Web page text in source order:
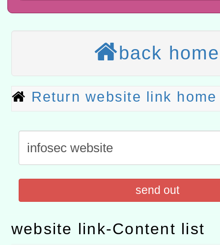
COVID-19疫苗接種計畫
擴大為「滿6個月以上尚未
措施，延長至115年9月28
轉知經濟部水利署委託財
研究院辦理「115年表揚
位及節水達人選拔活動」
115年8月22日(星期六)辦
市孔廟祈福系列活動—儒
航」
2026年桃園地景藝術節教
「2026桃園藝術巡演」活
宜
轉知教育部國民及學前教
灣師範大學辦理「114至
進學校輔導計畫師資專業
計畫
函轉國家教育研究院中心
民族教育政策研討會「原
趨勢與發展」
轉知教育部國民及學前教
政府教育局辦理「115年
研習實施計畫－夢的N次
北場」計畫
函轉國立臺灣師範大學辦
臺北學習中心115年度第2
班」招生簡章及EDM
轉知有關國立成功大學辦
共融平台-教案暨教學示範
教育部國民及學前教育署
back home
Return website link home
send out
website link-Content list